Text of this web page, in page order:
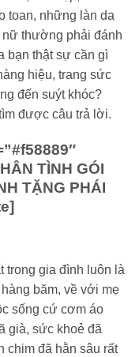
toan, những làn da
nữ thường phải đánh
bạn thật sự cần gì
hiệu, trang sức
đến suýt khóc?
được câu trả lời.
TÌNH GÓI
TẶNG PHÁI
trong gia đình luôn là
băm, về với mẹ
sống cứ cơm áo
già, sức khoẻ đã
chim đã hằn sâu rất